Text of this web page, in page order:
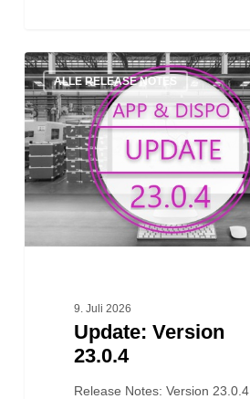
Update:
Version
23.0.4
ALLE RELEASE NOTES
9. Juli 2026
Update: Version
23.0.4
Release Notes: Version 23.0.4